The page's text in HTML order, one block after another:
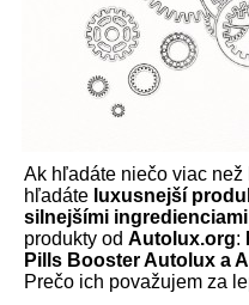
Ak hľadáte niečo viac
hľadáte luxusnejší
silnejšími ingredienciami
produkty od Autolux.org:
Pills Booster Autolux a
Prečo ich považujem za